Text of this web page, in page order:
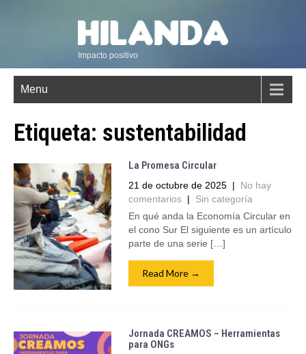
Impacto positivo
Menu
Etiqueta: sustentabilidad
La Promesa Circular
21 de octubre de 2025 | No hay
comentarios | Sin categoría
En qué anda la Economía Circular en
el cono Sur El siguiente es un artículo
parte de una serie […]
Read More →
Jornada CREAMOS – Herramientas
para ONGs